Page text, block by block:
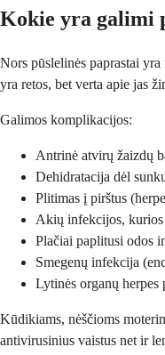
Kokie yra galimi
Nors pūslelinės paprastai
yra retos, bet verta apie jas
Galimos komplikacijos:
Antrinė atvirų žaizdų
Dehidratacija dėl
Plitimas į pirštus
Akių infekcijos,
Plačiai paplitusi odos
Smegenų infekcija
Lytinės organų herpes
Kūdikiams, nėščioms
antivirusinius vaistus net ir